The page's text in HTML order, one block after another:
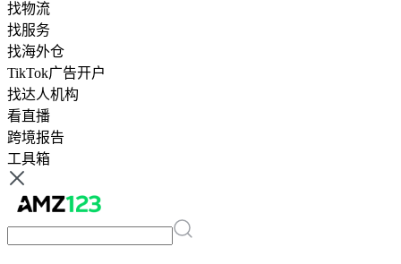
找物流
找服务
找海外仓
TikTok广告开户
找达人机构
看直播
跨境报告
工具箱